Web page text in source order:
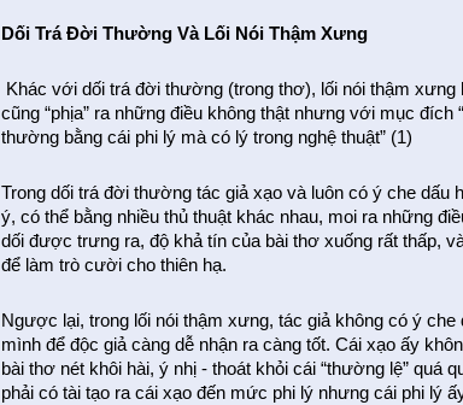
Dối Trá Đời Thường Và Lối Nói Thậm Xưng
Khác với dối trá đời thường (trong thơ), lối nói thậm xưng
cũng “phịa” ra những điều không thật nhưng với mục
thường bằng cái phi lý mà có lý trong nghệ thuật” (1)
Trong dối trá đời thường tác giả xạo và luôn có ý che dấu
ý, có thể bằng nhiều thủ thuật khác nhau, moi ra những
dối được trưng ra, độ khả tín của bài thơ xuống rất thấp,
để làm trò cười cho thiên hạ.
Ngược lại, trong lối nói thậm xưng, tác giả không có ý
mình để độc giả càng dễ nhận ra càng tốt. Cái xạo ấy
bài thơ nét khôi hài, ý nhị - thoát khỏi cái “thường lệ” quá
phải có tài tạo ra cái xạo đến mức phi lý nhưng cái phi lý